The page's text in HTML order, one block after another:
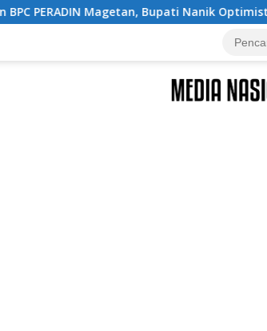
Nanik Optimistis Perkuat Layanan Hukum